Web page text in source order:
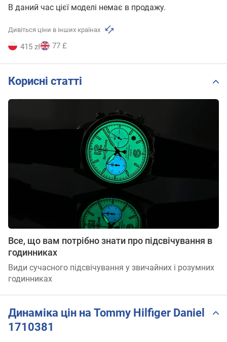
В даний час цієї моделі немає в продажу.
Дивіться ціни в інших країнах
415 zł 77 £
Корисні статті
Все, що вам потрібно знати про підсвічування в
годинниках
Види сучасного підсвічування у звичайних і розумних
годинниках
Динаміка цін на Tommy Hilfiger Daniel
1710381